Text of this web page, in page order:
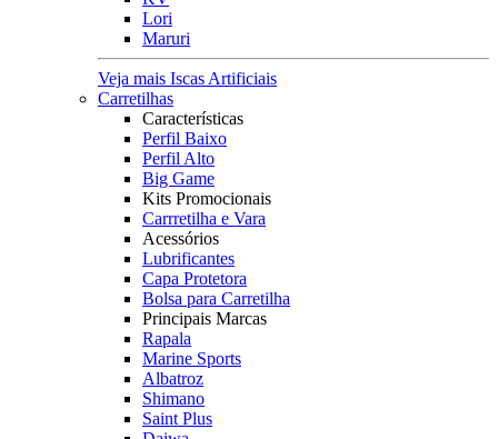
Lori
Maruri
Veja mais Iscas Artificiais
Carretilhas
Características
Perfil Baixo
Perfil Alto
Big Game
Kits Promocionais
Carrretilha e Vara
Acessórios
Lubrificantes
Capa Protetora
Bolsa para Carretilha
Principais Marcas
Rapala
Marine Sports
Albatroz
Shimano
Saint Plus